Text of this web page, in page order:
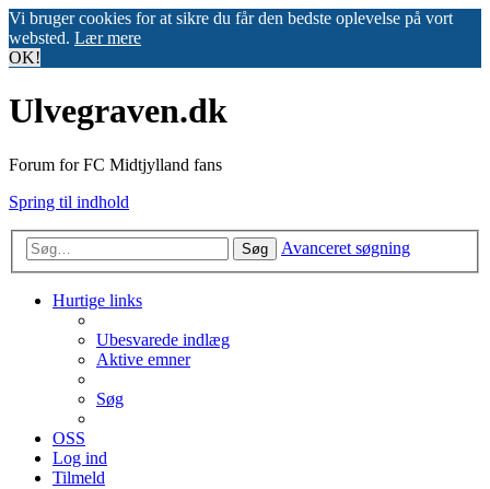
Vi bruger cookies for at sikre du får den bedste oplevelse på vort
websted. Lær mere
OK!
Ulvegraven.dk
Forum for FC Midtjylland fans
Spring til indhold
Søg Avanceret søgning
Hurtige links
Ubesvarede indlæg
Aktive emner
Søg
OSS
Log ind
Tilmeld